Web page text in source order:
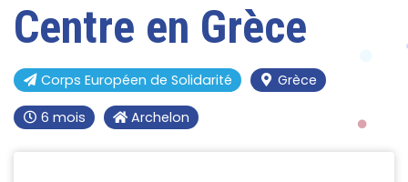
Centre en Grèce
Corps Européen de Solidarité Grèce
6 mois Archelon